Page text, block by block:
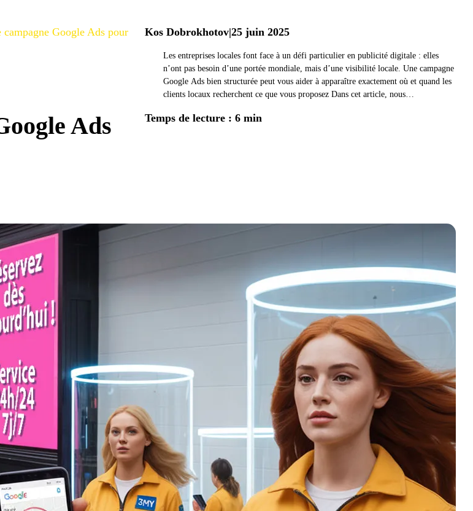
campagne Google Ads pour
Ads
Kos Dobrokhotov|25 juin 2025
Les entreprises locales font face à un défi particulier en publicité digitale : elles
n’ont pas besoin d’une portée mondiale, mais d’une visibilité locale. Une campagne
Google Ads bien structurée peut vous aider à apparaître exactement où et quand les
clients locaux recherchent ce que vous proposez Dans cet article, nous…
Temps de lecture : 6 min